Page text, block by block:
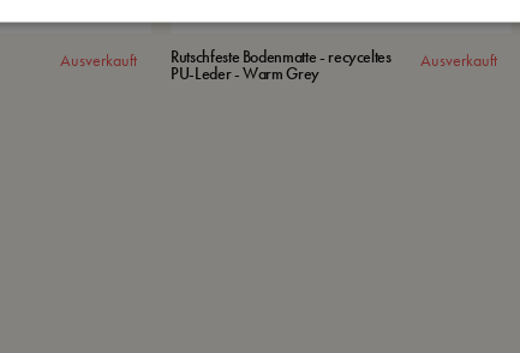
Ausverkauft Rutschfeste Bodenmatte - recyceltes
PU-Leder - Warm Grey
Ausverkauft